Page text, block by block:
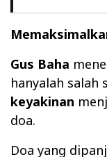
Gus Baha
hanyalah salah
keyakinan
doa.
Doa yang